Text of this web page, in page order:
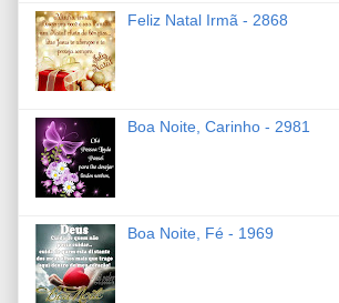
Feliz Natal Irmã - 2868
Boa Noite, Carinho - 2981
Boa Noite, Fé - 1969